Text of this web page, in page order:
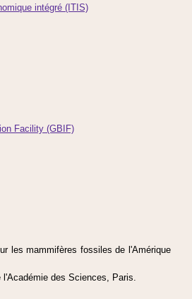
intégré (ITIS)
Facility (GBIF)
les mammifères fossiles de l'Amérique
des Sciences, Paris.